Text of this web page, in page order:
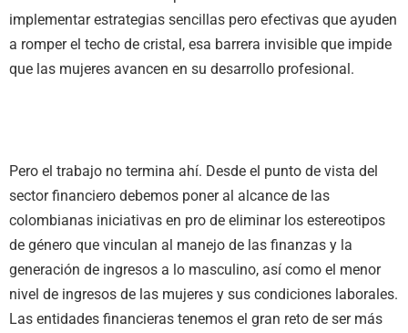
implementar estrategias sencillas pero efectivas que ayuden
a romper el techo de cristal, esa barrera invisible que impide
que las mujeres avancen en su desarrollo profesional.
Pero el trabajo no termina ahí. Desde el punto de vista del
sector financiero debemos poner al alcance de las
colombianas iniciativas en pro de eliminar los estereotipos
de género que vinculan al manejo de las finanzas y la
generación de ingresos a lo masculino, así como el menor
nivel de ingresos de las mujeres y sus condiciones laborales.
Las entidades financieras tenemos el gran reto de ser más